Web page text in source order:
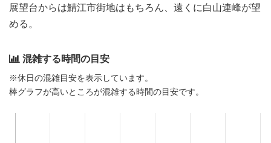
展望台からは鯖江市街地はもちろん、遠くに白山連峰が望
める。
混雑する時間の目安
※休日の混雑目安を表示しています。
棒グラフが高いところが混雑する時間の目安です。